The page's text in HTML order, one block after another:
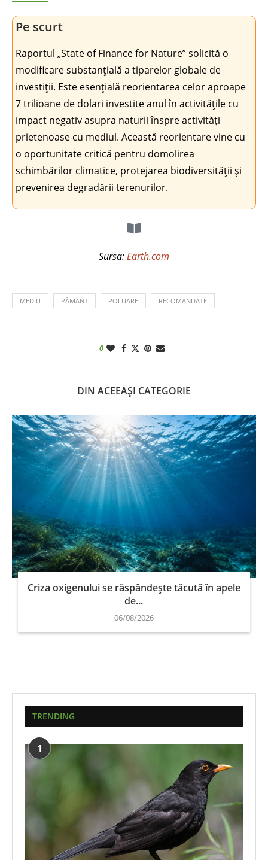
Pe scurt
Raportul „State of Finance for Nature” solicită o
modificare substanțială a tiparelor globale de
investiții. Este esențială reorientarea celor aproape
7 trilioane de dolari investite anul în activitățile cu
impact negativ asupra naturii înspre activități
prietenoase cu mediul. Această reorientare vine cu
o oportunitate critică pentru domolirea
schimbărilor climatice, protejarea biodiversității și
prevenirea degradării terenurilor.
Sursa:Earth.com
MEDIU PĂMÂNT POLUARE RECOMANDATE
0
DIN ACEEAȘI CATEGORIE
Criza oxigenului se răspândește tăcută în apele
de...
06/08/2026
TRENDING
1